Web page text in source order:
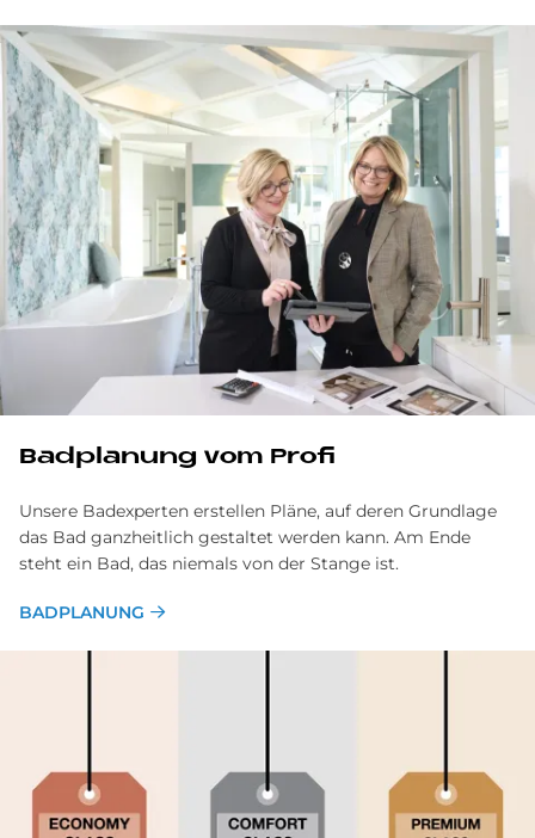
Bad­pla­nung vom Pro­fi
Unsere Badexperten erstellen Pläne, auf deren Grundlage
das Bad ganzheitlich gestaltet werden kann. Am Ende
steht ein Bad, das niemals von der Stange ist.
BADPLANUNG